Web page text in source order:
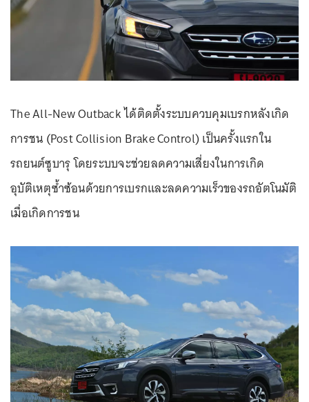
The All-New Outback ได้ติดตั้งระบบควบคุมเบรกหลังเกิด
การชน (Post Collision Brake Control) เป็นครั้งแรกใน
รถยนต์ซูบารุ โดยระบบจะช่วยลดความเสี่ยงในการเกิด
อุบัติเหตุซ้ำซ้อนด้วยการเบรกและลดความเร็วของรถอัตโนมัติ
เมื่อเกิดการชน